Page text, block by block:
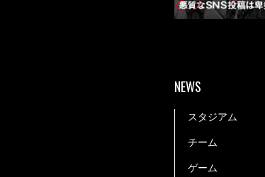
NEWS
スタジアム
チーム
ゲーム